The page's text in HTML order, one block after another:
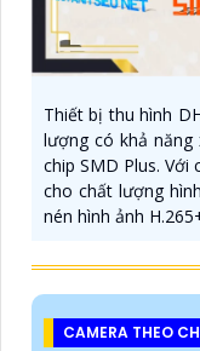
Thiết bị thu hình
lượng có khả
chip SMD Plus.
cho chất lượng
nén hình ảnh
CAMERA THEO